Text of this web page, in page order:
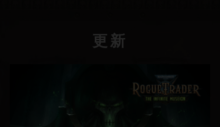
更新